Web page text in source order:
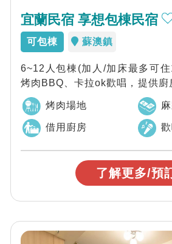
宜蘭民宿 享想包棟民宿
可包棟 蘇澳鎮
6~12人包棟(加人/加床最多可
烤肉BBQ、卡拉ok歡唱，提供廚
桌遊、戲水池(季節限定)，近南...
烤肉場地
借用廚房
了解更多/預